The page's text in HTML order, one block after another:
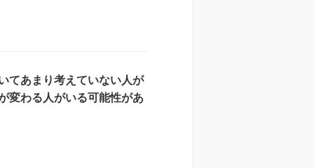
てあまり考えていない人が
変わる人がいる可能性があ